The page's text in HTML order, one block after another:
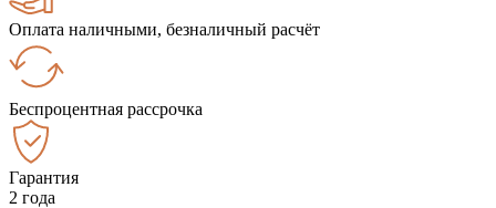
Оплата наличными, безналичный расчёт
Беспроцентная рассрочка
Гарантия
2 года